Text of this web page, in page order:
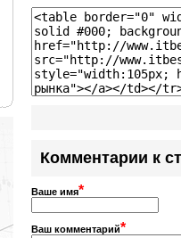
Комментарии к
Ваше имя*
Ваш комментарий*